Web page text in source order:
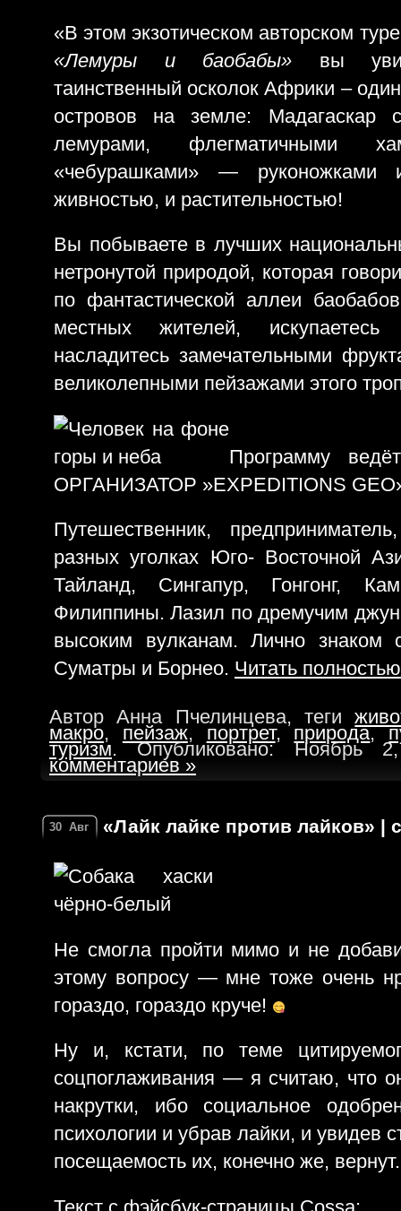
«В этом экзотическом авторском
«Лемуры и баобабы» вы
таинственный осколок Африки –
островов на земле: Мадагаскар
лемурами, флегматичными
«чебурашками» — руконожками
живностью, и растительностью!
Вы побываете в лучших
нетронутой природой, которая
по фантастической аллеи
местных жителей,
насладитесь замечательными
великолепными пейзажами этого
Программу
ОРГАНИЗАТОР »EXPEDITIONS
Путешественник,
разных уголках Юго- Восточной
Тайланд, Сингапур, Гонгонг,
Филиппины. Лазил по дремучим
высоким вулканам. Лично знаком
Суматры и Борнео. Читать
Автор Анна Пчелинцева, теги
макро, пейзаж, портрет, природа,
туризм. Опубликовано:
комментариев »
30 Авг «Лайк лайке против лайков» |
Не смогла пройти мимо и не
этому вопросу — мне тоже очень
гораздо, гораздо круче!
Ну и, кстати, по теме
соцпоглаживания — я считаю, что
накрутки, ибо социальное
психологии и убрав лайки, и увидев
посещаемость их, конечно же, вернут.